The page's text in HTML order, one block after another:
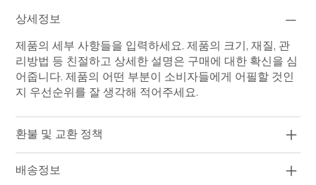
상세정보
제품의 세부 사항들을 입력하세요. 제품의 크기, 재질, 관
리방법 등 친절하고 상세한 설명은 구매에 대한 확신을 심
어줍니다. 제품의 어떤 부분이 소비자들에게 어필할 것인
지 우선순위를 잘 생각해 적어주세요.
환불 및 교환 정책
배송정보